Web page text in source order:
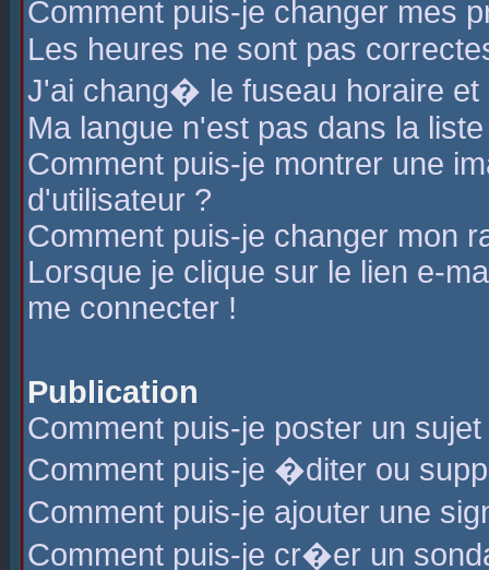
Comment puis-je changer mes
Les heures ne sont pas
J'ai chang� le fuseau horaire
Ma langue n'est pas dans la
Comment puis-je montrer une
d'utilisateur ?
Comment puis-je changer mon
Lorsque je clique sur le lien e-
me connecter !
Publication
Comment puis-je poster un
Comment puis-je �diter ou
Comment puis-je ajouter une
Comment puis-je cr�er un